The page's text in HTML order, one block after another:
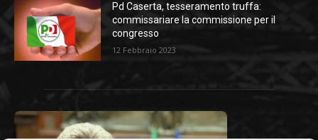
Pd Caserta, tesseramento truffa:
commissariare la commissione per il
congresso
12 Febbraio 2023